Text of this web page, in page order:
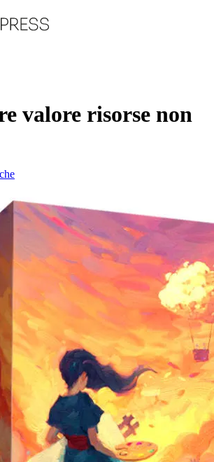
valore risorse non